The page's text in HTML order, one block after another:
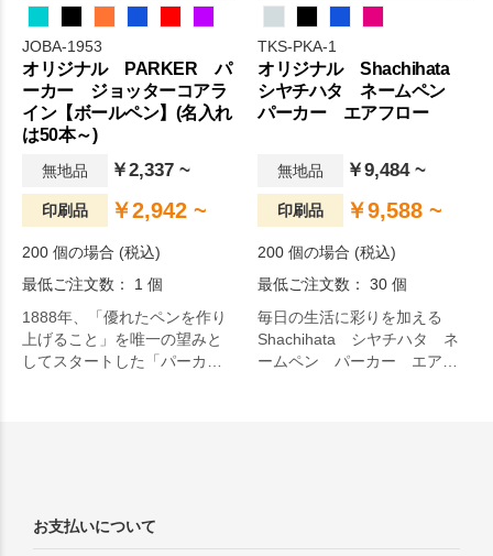
あり、仕事のモチベーション
し！
レクションです。持つ人を選
シックで落ち着きのある色展
開で企業の周年記念や学校の
卒業記念などにオススメで
す。
JOBA-1953
オリジナル PARKER パ
ーカー ジョッターコアラ
イン【ボールペン】(名入れ
は50本～)
無地品 ￥2,337 ~
印刷品 ￥2,942 ~
200 個の場合 (税込)
最低ご注文数： 1 個
1888年、「優れたペンを作り
上げること」を唯一の望みと
してスタートした「パーカ
TKS-PKA-1
オリジナル Shachihata
シヤチハタ ネームペン
パーカー エアフロー
無地品 ￥9,484 ~
印刷品 ￥9,588 ~
200 個の場合 (税込)
最低ご注文数： 30 個
毎日の生活に彩りを加える
Shachihata シヤチハタ ネ
ームペン パーカー エアフ
お支払いについて